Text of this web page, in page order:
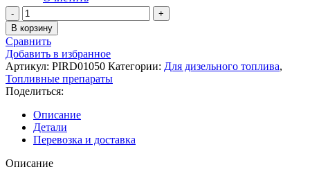
Количество
товара
ТОТЕК
Пирамин-
Д
В корзину
Сравнить
Добавить в избранное
Артикул: PIRD01050 Категории: Для дизельного топлива,
Топливные препараты
Поделиться:
Описание
Детали
Перевозка и доставка
Описание